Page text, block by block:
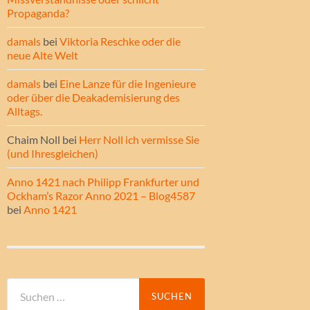
Propaganda?
damals bei Viktoria Reschke oder die
neue Alte Welt
damals bei Eine Lanze für die Ingenieure
oder über die Deakademisierung des
Alltags.
Chaim Noll bei Herr Noll ich vermisse Sie
(und Ihresgleichen)
Anno 1421 nach Philipp Frankfurter und
Ockham’s Razor Anno 2021 – Blog4587
bei Anno 1421
nach: